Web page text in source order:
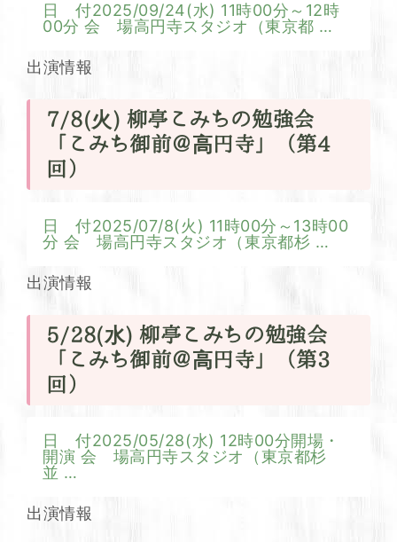
日 付2025/09/24(水) 11時00分～12時
00分 会 場高円寺スタジオ（東京都 …
出演情報
7/8(火) 柳亭こみちの勉強会
「こみち御前＠高円寺」（第4
回）
日 付2025/07/8(火) 11時00分～13時00
分 会 場高円寺スタジオ（東京都杉 …
出演情報
5/28(水) 柳亭こみちの勉強会
「こみち御前＠高円寺」（第3
回）
日 付2025/05/28(水) 12時00分開場・
開演 会 場高円寺スタジオ（東京都杉
並 …
出演情報